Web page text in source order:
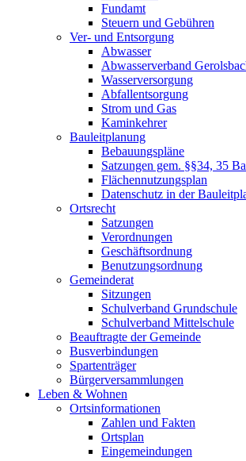
Fundamt
Steuern und Gebühren
Ver- und Entsorgung
Abwasser
Abwasserverband
Wasserversorgung
Abfallentsorgung
Strom und Gas
Kaminkehrer
Bauleitplanung
Bebauungspläne
Satzungen gem. §§34, 35
Flächennutzungsplan
Datenschutz in der
Ortsrecht
Satzungen
Verordnungen
Geschäftsordnung
Benutzungsordnung
Gemeinderat
Sitzungen
Schulverband Grundschule
Schulverband Mittelschule
Beauftragte der Gemeinde
Busverbindungen
Spartenträger
Bürgerversammlungen
Leben & Wohnen
Ortsinformationen
Zahlen und Fakten
Ortsplan
Eingemeindungen